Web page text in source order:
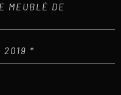
MEUBLÉ DE
2019 *